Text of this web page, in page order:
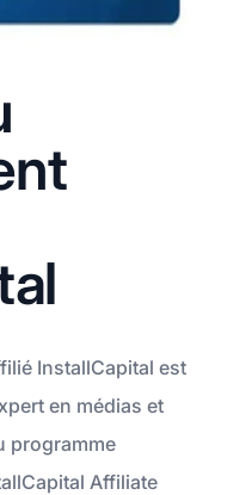
InstallCapital est
en médias et
programme
Affiliate